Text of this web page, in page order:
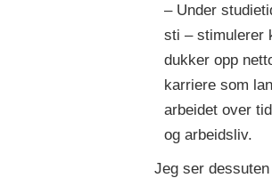
– Under
sti – stimulerer
dukker opp
karriere som
arbeidet over
og arbeidsliv.
Jeg ser